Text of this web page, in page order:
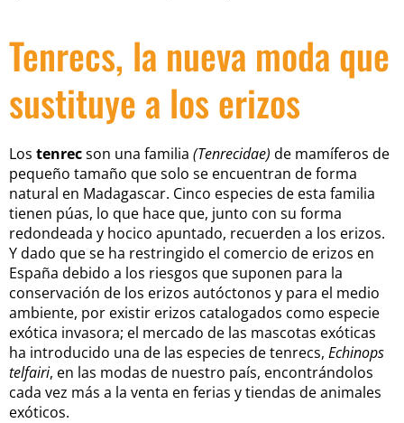
Tenrecs, la nueva moda que
sustituye a los erizos
Los tenrecson una familia (Tenrecidae) de mamíferos de
pequeño tamaño que solo se encuentran de forma
natural en Madagascar. Cinco especies de esta familia
tienen púas, lo que hace que, junto con su forma
redondeada y hocico apuntado, recuerden a los erizos.
Y dado que se ha restringido el comercio de erizos en
España debido a los riesgos que suponen para la
conservación de los erizos autóctonos y para el medio
ambiente, por existir erizos catalogados como especie
exótica invasora; el mercado de las mascotas exóticas
ha introducido una de las especies de tenrecs, Echinops
telfairi, en las modas de nuestro país, encontrándolos
cada vez más a la venta en ferias y tiendas de animales
exóticos.